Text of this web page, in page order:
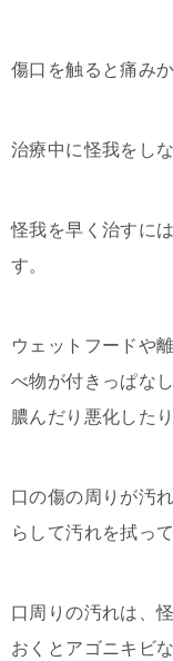
傷口を触ると痛み
治療中に怪我をし
怪我を早く治すに
す。
ウェットフードや
べ物が付きっぱな
膿んだり悪化した
口の傷の周りが汚
らして汚れを拭っ
口周りの汚れは、
おくとアゴニキビ